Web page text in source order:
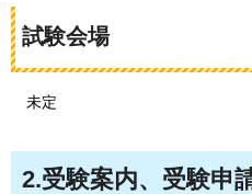
試験会場
未定
2.受験案内、受験申